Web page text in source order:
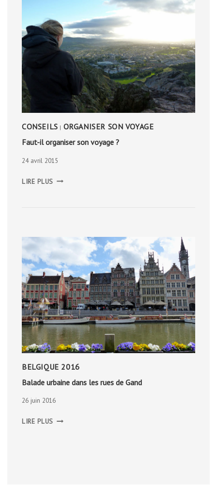
CONSEILS | ORGANISER SON VOYAGE
Faut-il organiser son voyage ?
24 avril 2015
LIRE PLUS
BELGIQUE 2016
Balade urbaine dans les rues de Gand
26 juin 2016
LIRE PLUS URBAINE